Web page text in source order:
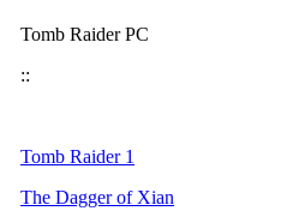
Tomb Raider PC
::
Tomb Raider 1
The Dagger of Xian